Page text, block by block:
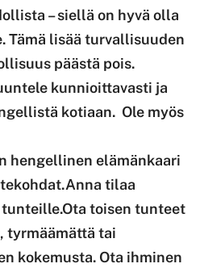
– siellä on hyvä olla
Tämä lisää turvallisuuden
päästä pois.
kunnioittavasti ja
kotiaan. Ole myös
hengellinen elämänkaari
Anna tilaa
Ota toisen tunteet
tyrmäämättä tai
kokemusta. Ota ihminen